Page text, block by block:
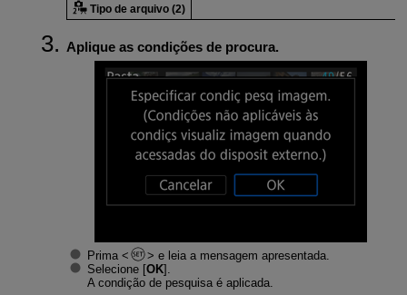
Tipo de arquivo (2)
Aplique as condições de procura.
Prima
e leia a mensagem apresentada.
Selecione [OK].
A condição de pesquisa é aplicada.